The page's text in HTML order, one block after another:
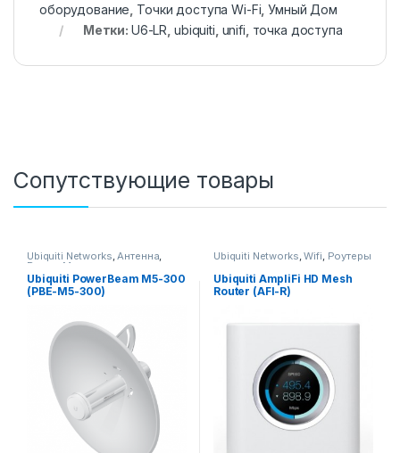
оборудование Точки доступа Wi-Fi ,Умный Дом
Метки: U6-LR ubiquiti unifi точка доступа
Сопутствующие товары
Ubiquiti Networks,Антенна,
Радио Мосты
Ubiquiti PowerBeam M5-300
(PBE-M5-300)
Ubiquiti Networks,Wifi, Роутеры
Ubiquiti AmpliFi HD Mesh
Router (AFI-R)